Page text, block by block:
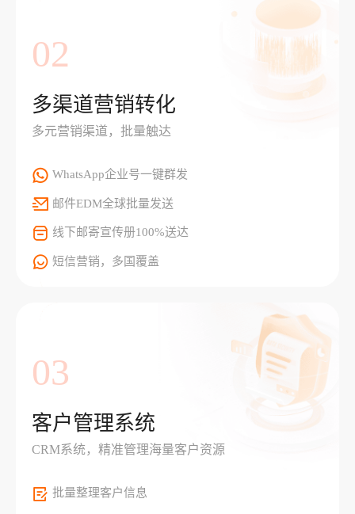
02
多渠道营销转化
多元营销渠道，批量触达
WhatsApp企业号一键群发
邮件EDM全球批量发送
线下邮寄宣传册100%送达
短信营销，多国覆盖
03
客户管理系统
CRM系统，精准管理海量客户资源
批量整理客户信息